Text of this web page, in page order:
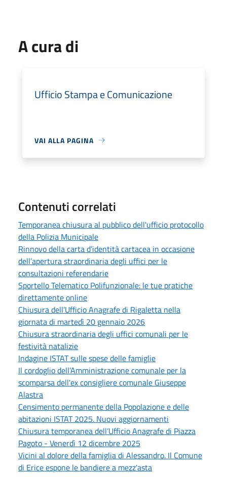
A cura di
Ufficio Stampa e Comunicazione
VAI ALLA PAGINA
Contenuti correlati
Temporanea chiusura al pubblico dell'ufficio protocollo
della Polizia Municipale
Rinnovo della carta d’identità cartacea in occasione
dell’apertura straordinaria degli uffici per le
consultazioni referendarie
Sportello Telematico Polifunzionale: le tue pratiche
direttamente online
Chiusura dell’Ufficio Anagrafe di Rigaletta nella
giornata di martedì 20 gennaio 2026
Chiusura straordinaria degli uffici comunali per le
festività natalizie
Indagine ISTAT sulle spese delle famiglie
Il cordoglio dell’Amministrazione comunale per la
scomparsa dell'ex consigliere comunale Giuseppe
Alastra
Censimento permanente della Popolazione e delle
abitazioni ISTAT 2025. Nuovi aggiornamenti
Chiusura temporanea dell’Ufficio Anagrafe di Piazza
Pagoto - Venerdì 12 dicembre 2025
Vicini al dolore della famiglia di Alessandro. Il Comune
di Erice espone le bandiere a mezz'asta